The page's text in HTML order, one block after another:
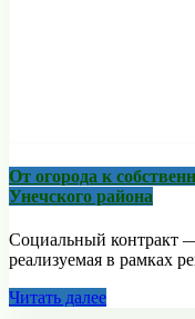
От огорода к
Унечского района
Социальный контракт
реализуемая в рамках
Читать далее